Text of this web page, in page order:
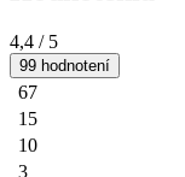
4,4 / 5
99 hodnotení
67
15
10
3